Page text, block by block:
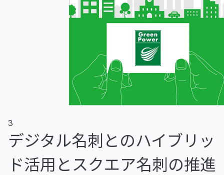
3
デジタル名刺とのハイブリッ
ド活用とスクエア名刺の推進